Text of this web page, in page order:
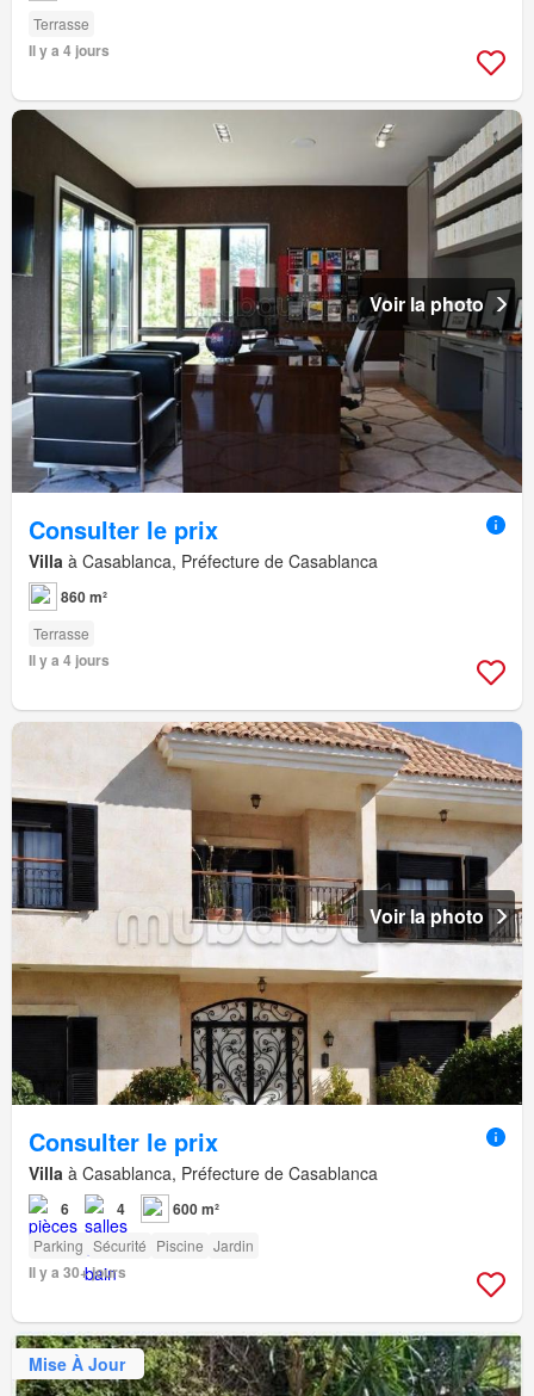
Terrasse
Il y a 4 jours
Voir la photo
Consulter le prix
Villa à Casablanca, Préfecture de Casablanca
860 m²
Terrasse
Il y a 4 jours
Voir la photo
Consulter le prix
Villa à Casablanca, Préfecture de Casablanca
6 4 600 m²
Parking Sécurité Piscine Jardin
Il y a 30+ jours
Mise À Jour